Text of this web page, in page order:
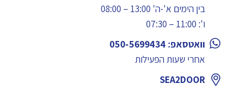
בין הימים א'-ה' 13:00 – 08:00
ו': 11:00 – 07:30
וואטסאפ: 050-5699434
אחרי שעות הפעילות
SEA2DOOR